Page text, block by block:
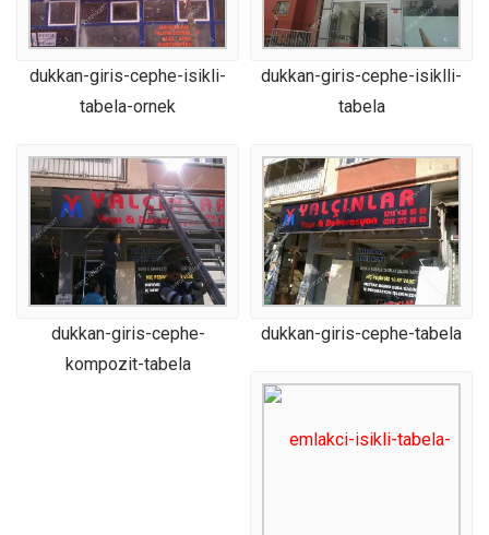
dukkan-giris-cephe-isikli-
tabela-ornek
dukkan-giris-cephe-isiklli-
tabela
dukkan-giris-cephe-
kompozit-tabela
dukkan-giris-cephe-tabela